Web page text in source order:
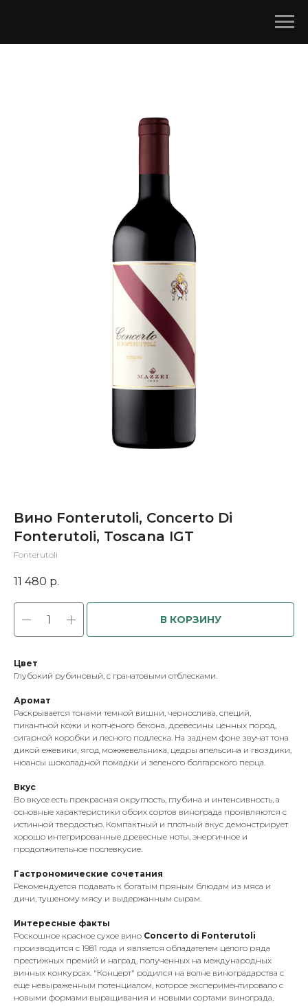
Вино Fonterutoli, Concerto Di
Fonterutoli, Toscana IGT
Fonterutoli
11 480 р.
В КОРЗИНУ
Цвет
Глубокий рубиновый, с гранатовыми отблесками.
Аромат
Раскрывается тонами темной вишни, чернослива, специй,
пикантной кожи и копченого бекона, древесины ценных пород,
сигарной коробки и лесного подлеска. На заднем фоне звучат тона
дикой ежевики, ягод можжевельника, цедры апельсина и гвоздики,
нюансы шоколадной помадки и зеленого болгарского перца.
Вкус
Во вкусе есть прекрасная округлость, глубина и интенсивность, а
основные характеристики обоих сортов винограда проявляются с
истинной твердостью. Компактный и плотный вкус демонстрирует
хорошо интегрированные древесные ноты, энергичное и
продолжительное послевкусие.
Гастрономические сочетания
Рекомендуется подавать к богатым пряным блюдам из мяса и
дичи, тушеному мясу и выдержанным сырам.
Интересные факты
Роскошное красное сухое вино Concerto di Fonterutoli
производится с 1981 года и является обладателем целого ряда
престижных премий и наград, полученных на международных
винных конкурсах. "Концерт" родился на волне виноградарства с
еще невыраженным потенциалом, которое экспериментировало с
новыми формами выращивания и новыми сортами винограда,